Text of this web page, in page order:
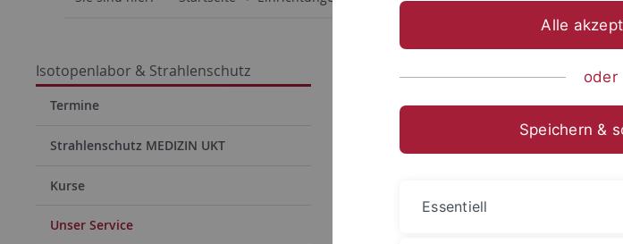
Isotopenlabor & Strahlenschutz
Termine
Strahlenschutz MEDIZIN UKT
Kurse
Unser Service
Röntgeneinrichtungen und
Alle
oder
Speichern &
Essentiell